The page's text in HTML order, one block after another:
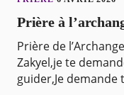
Prière à
Prière de
Zakyel,je te
guider,Je